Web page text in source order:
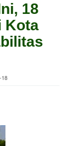
18
Kota